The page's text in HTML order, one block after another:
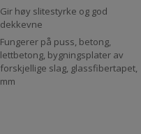
Gir høy slitestyrke og god
dekkevne
Fungerer på puss, betong,
lettbetong, bygningsplater av
forskjellige slag, glassfibertapet,
mm